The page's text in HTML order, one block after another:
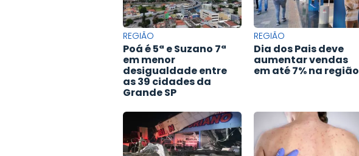
REGIÃO
Poá é 5ª e Suzano 7ª
em menor
desigualdade entre
as 39 cidades da
Grande SP
REGIÃO
Dia dos Pais deve
aumentar vendas
em até 7% na região